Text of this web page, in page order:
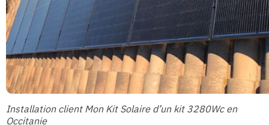
Installation client Mon Kit Solaire d’un kit 3280Wc en
Occitanie